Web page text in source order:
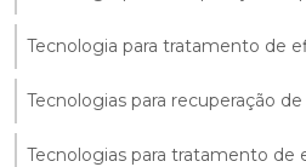
Tecnologia para tratamento de
Tecnologias para recuperação
Tecnologias para tratamento de